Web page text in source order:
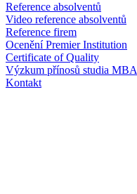
Reference absolventů
Video reference absolventů
Reference firem
Ocenění Premier Institution
Certificate of Quality
Výzkum přínosů studia MBA
Kontakt